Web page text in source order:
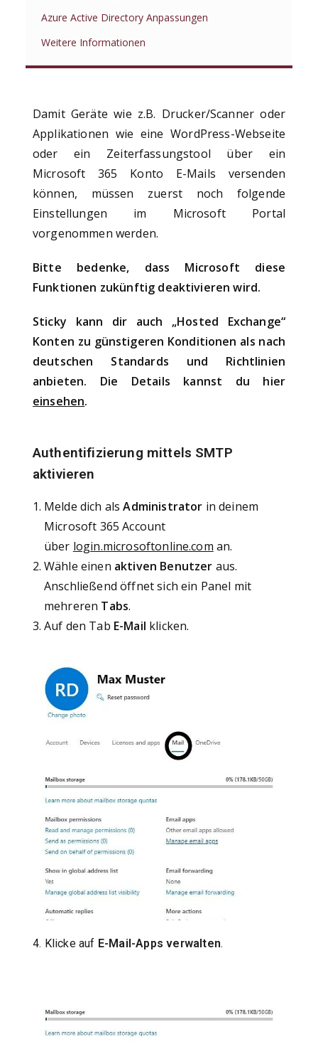
Azure Active Directory Anpassungen
Weitere Informationen
Damit Geräte wie z.B. Drucker/Scanner oder
Applikationen wie eine WordPress-Webseite
oder ein Zeiterfassungstool über ein
Microsoft 365 Konto E-Mails versenden
können, müssen zuerst noch folgende
Einstellungen im Microsoft Portal
vorgenommen werden.
Bitte bedenke, dass Microsoft diese
Funktionen zukünftig deaktivieren wird.
Sticky kann dir auch „Hosted Exchange“
Konten zu günstigeren Konditionen als nach
deutschen Standards und Richtlinien
anbieten. Die Details kannst du hier
einsehen.
Authentifizierung mittels SMTP
aktivieren
Melde dich alsAdministrator in deinem
Microsoft 365 Account
über login.microsoftonline.com an.
Wähle einen aktiven Benutzer aus.
Anschließend öffnet sich ein Panel mit
mehreren Tabs.
Auf den Tab E-Mail klicken.
4. Klicke auf E-Mail-Apps verwalten.